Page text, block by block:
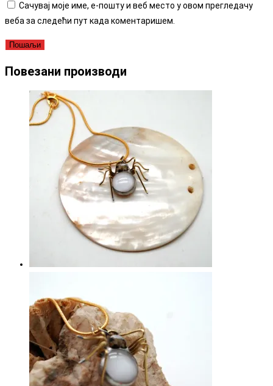
Сачувај моје име, е-пошту и веб место у овом прегледачу
веба за следећи пут када коментаришем.
Повезани производи